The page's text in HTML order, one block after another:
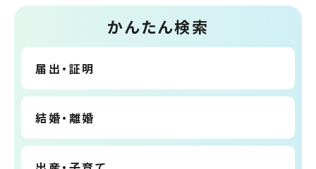
かんたん検索
届出・証明
結婚・離婚